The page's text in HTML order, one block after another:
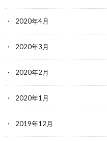
2020年4月
2020年3月
2020年2月
2020年1月
2019年12月